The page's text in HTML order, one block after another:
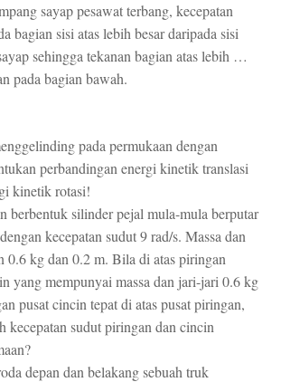
sayap pesawat terbang, kecepatan
bagian sisi atas lebih besar daripada sisi
sehingga tekanan bagian atas lebih …
pada bagian bawah.
pada permukaan dengan
perbandingan energi kinetik translasi
kinetik rotasi!
berbentuk silinder pejal mula-mula berputar
kecepatan sudut 9 rad/s. Massa dan
0.6 kg dan 0.2 m. Bila di atas piringan
yang mempunyai massa dan jari-jari 0.6 kg
pusat cincin tepat di atas pusat piringan,
kecepatan sudut piringan dan cincin
depan dan belakang sebuah truk